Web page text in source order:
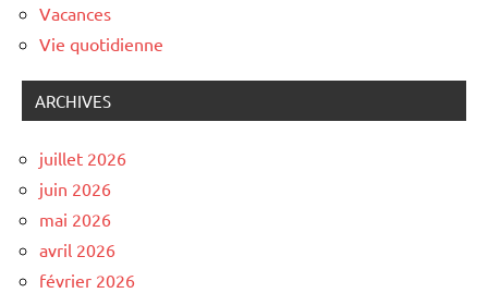
Vacances
Vie quotidienne
ARCHIVES
juillet 2026
juin 2026
mai 2026
avril 2026
février 2026